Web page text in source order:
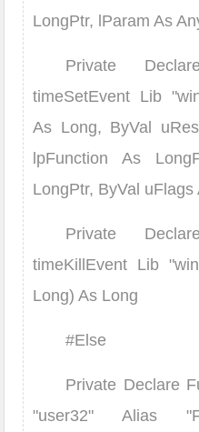
LongPtr, lParam As
Private
timeSetEvent Lib
As Long, ByVal
lpFunction As
LongPtr, ByVal
Private
timeKillEvent Lib
Long) As Long
#Else
Private Declare
"user32" Alias